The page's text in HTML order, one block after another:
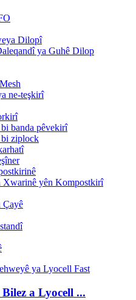
Dilopî
ya Guhê Dilop
ne-teşkirî
banda pêvekirî
ziplock
Xwarinê yên Kompostkirî
Çayê
a Lyocell ...